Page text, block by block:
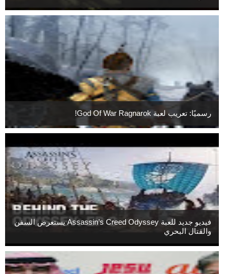
رسميًا: تعريب لعبة God Of War Ragnarok!
فيديو جديد للعبة Assassin’s Creed Odyssey يستعرض السفن
والقتال البحري